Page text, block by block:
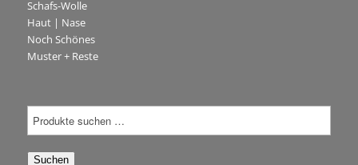
Schafs-Wolle
Haut | Nase
Noch Schönes
Muster + Reste
Suchen